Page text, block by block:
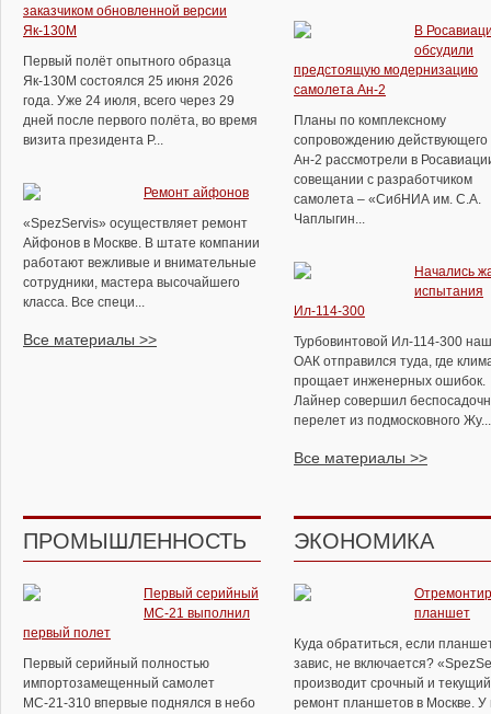
заказчиком обновленной версии
Як-130М
Первый полёт опытного образца
Як-130М состоялся 25 июня 2026
года. Уже 24 июля, всего через 29
дней после первого полёта, во время
визита президента Р...
Ремонт айфонов
«SpezServis» осуществляет ремонт
Айфонов в Москве. В штате компании
работают вежливые и внимательные
сотрудники, мастера высочайшего
класса. Все специ...
Все материалы >>
В
обсудили
предстоящую модернизацию
самолета Ан-2
Планы по комплексному
сопровождению действующего
Ан-2 рассмотрели в
совещании с разработчиком
самолета – «СибНИА им. С.А.
Чаплыгин...
Начались
испытания
Ил-114-300
Турбовинтовой Ил-114-300
ОАК отправился туда, где
прощает инженерных ошибок.
Лайнер совершил
перелет из подмосковного Жу...
Все материалы >>
ПРОМЫШЛЕННОСТЬ
Первый серийный
МС-21 выполнил
первый полет
Первый серийный полностью
импортозамещенный самолет
МС-21-310 впервые поднялся в небо
ЭКОНОМИКА
планшет
Куда обратиться, если
завис, не включается?
производит срочный и текущий
ремонт планшетов в Москве. У